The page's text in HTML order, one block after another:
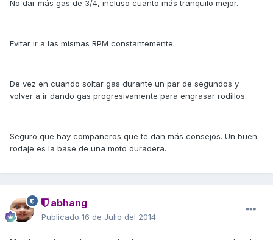
No dar más gas de 3/4, incluso cuanto más tranquilo mejor.
Evitar ir a las mismas RPM constantemente.
De vez en cuando soltar gas durante un par de segundos y
volver a ir dando gas progresivamente para engrasar rodillos.
Seguro que hay compañeros que te dan más consejos. Un buen
rodaje es la base de una moto duradera.
abhang
Publicado 16 de Julio del 2014